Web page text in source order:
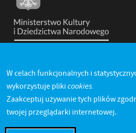
W celach funkcjonalnych i
wykorzystuje pliki cookies.
Zaakceptuj używanie tych plików
twojej przeglądarki internetowej.